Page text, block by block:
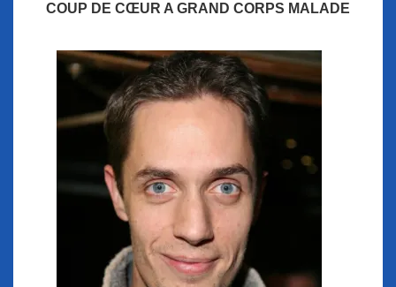
COUP DE CŒUR A GRAND CORPS MALADE